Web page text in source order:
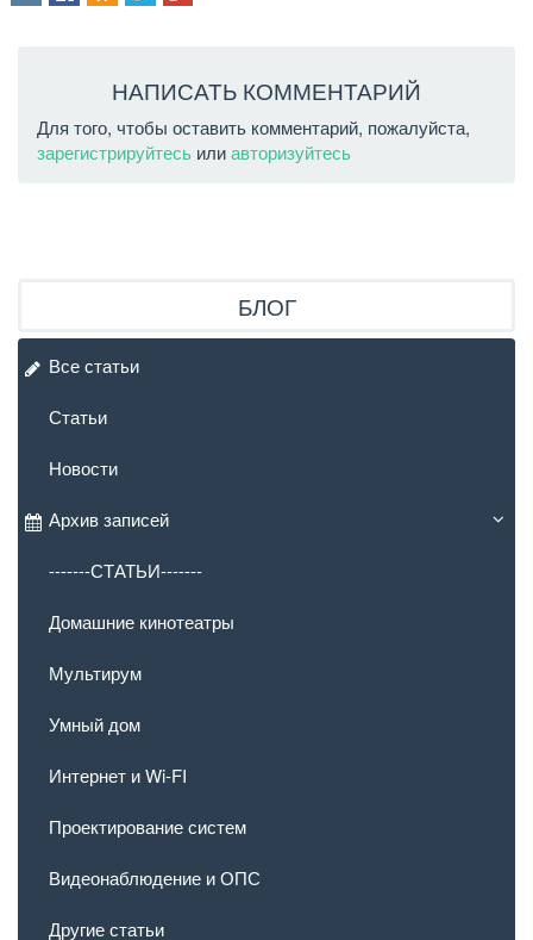
НАПИСАТЬ КОММЕНТАРИЙ
Для того, чтобы оставить комментарий, пожалуйста,
зарегистрируйтесь илиавторизуйтесь
БЛОГ
Все статьи
Статьи
Новости
Архив записей
-------СТАТЬИ-------
Домашние кинотеатры
Мультирум
Умный дом
Интернет и Wi-FI
Проектирование систем
Видеонаблюдение и ОПС
Другие статьи